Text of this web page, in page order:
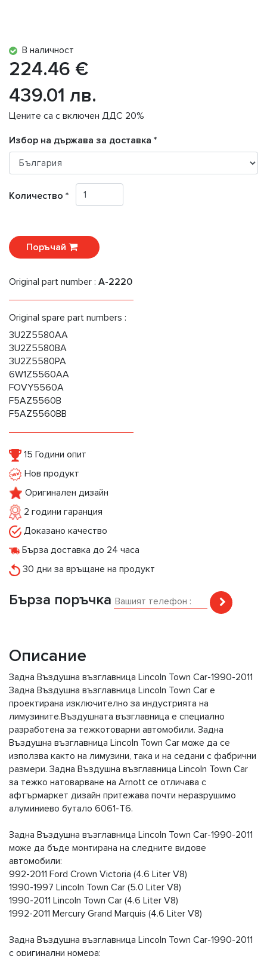
В наличност
224.46 €
439.01 лв.
Цените са с включен ДДС 20%
Избор на държава за доставка *
Количество *
Поръчай
Original part number : A-2220
Original spare part numbers :
3U2Z5580AA
3U2Z5580BA
3U2Z5580PA
6W1Z5560AA
FOVY5560A
F5AZ5560B
F5AZ5560BB
15 Години опит
Нов продукт
Оригинален дизайн
2 години гаранция
Доказано качество
Бърза доставка до 24 часа
30 дни за връщане на продукт
Бърза поръчка
Описание
Задна Въздушна възглавница Lincoln Town Car-1990-2011
Задна Въздушна възглавница Lincoln Town Car е
проектирана изключително за индустрията на
лимузините.Въздушната възглавница е специално
разработена за тежкотоварни автомобили. Задна
Въздушна възглавница Lincoln Town Car може да се
използва както на лимузини, така и на седани с фабрични
размери. Задна Въздушна възглавница Lincoln Town Car
за тежко натоварване на Arnott се отличава с
афтърмаркет дизайн притежава почти неразрушимо
алуминиево бутало 6061-T6.
Задна Въздушна възглавница Lincoln Town Car-1990-2011
може да бъде монтирана на следните видове
автомобили:
992-2011 Ford Crown Victoria (4.6 Liter V8)
1990-1997 Lincoln Town Car (5.0 Liter V8)
1990-2011 Lincoln Town Car (4.6 Liter V8)
1992-2011 Mercury Grand Marquis (4.6 Liter V8)
Задна Въздушна възглавница Lincoln Town Car-1990-2011
с оригинални номера: